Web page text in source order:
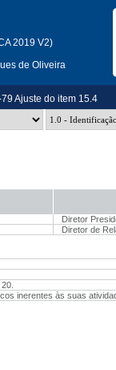
2019 V2)
de Oliveira
Ajuste do item 15.4